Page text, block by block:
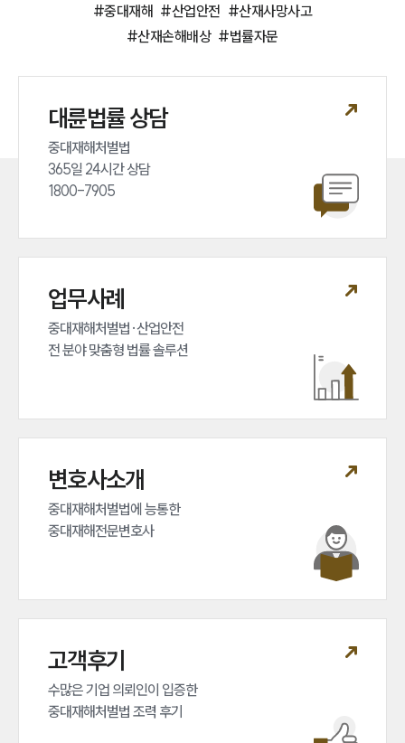
#중대재해 #산업안전 #산재사망사고
#산재손해배상 #법률자문
대륜법률 상담
중대재해처벌법
365일 24시간 상담
1800-7905
업무사례
중대재해처벌법·산업안전
전 분야 맞춤형 법률 솔루션
변호사소개
중대재해처벌법에 능통한
중대재해전문변호사
고객후기
수많은 기업 의뢰인이 입증한
중대재해처벌법 조력 후기